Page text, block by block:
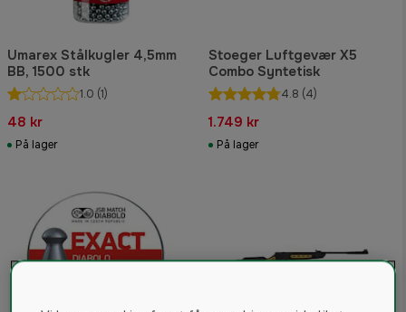
Umarex Stålkugler 4,5mm
BB, 1500 stk
1.0 (1)
48 kr
På lager
Stoeger Luftgevær X5
Combo Syntetisk
4.8 (4)
1.749 kr
På lager